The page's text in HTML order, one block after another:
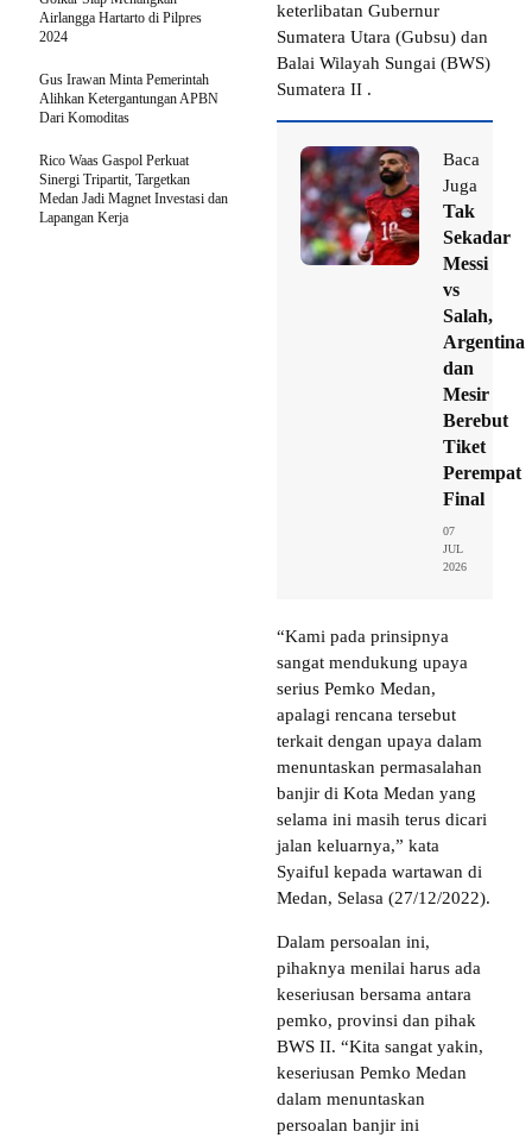
keterlibatan Gubernur
Sumatera Utara (Gubsu) dan
Balai Wilayah Sungai (BWS)
Sumatera II .
Baca
Juga
Tak
Sekadar
Messi
vs
Salah,
Argentina
dan
Mesir
Berebut
Tiket
Perempat
Final
07
JUL
2026
“Kami pada prinsipnya
sangat mendukung upaya
serius Pemko Medan,
apalagi rencana tersebut
terkait dengan upaya dalam
menuntaskan permasalahan
banjir di Kota Medan yang
selama ini masih terus dicari
jalan keluarnya,” kata
Syaiful kepada wartawan di
Medan, Selasa (27/12/2022).
Dalam persoalan ini,
pihaknya menilai harus ada
keseriusan bersama antara
pemko, provinsi dan pihak
BWS II. “Kita sangat yakin,
keseriusan Pemko Medan
dalam menuntaskan
persoalan banjir ini
Airlangga Hartarto di Pilpres
2024
Gus Irawan Minta Pemerintah
Alihkan Ketergantungan APBN
Dari Komoditas
Rico Waas Gaspol Perkuat
Sinergi Tripartit, Targetkan
Medan Jadi Magnet Investasi dan
Lapangan Kerja